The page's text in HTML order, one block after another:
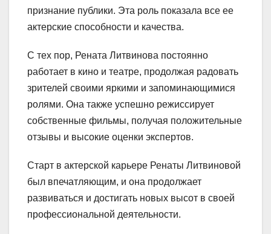
признание публики. Эта роль показала все ее
актерские способности и качества.
С тех пор, Рената Литвинова постоянно
работает в кино и театре, продолжая радовать
зрителей своими яркими и запоминающимися
ролями. Она также успешно режиссирует
собственные фильмы, получая положительные
отзывы и высокие оценки экспертов.
Старт в актерской карьере Ренаты Литвиновой
был впечатляющим, и она продолжает
развиваться и достигать новых высот в своей
профессиональной деятельности.